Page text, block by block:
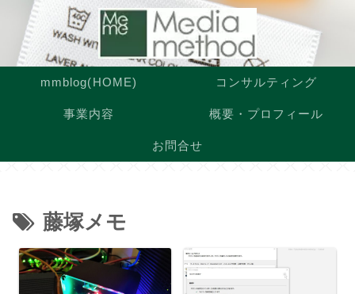
mmblog(HOME) コンサルティング
事業内容 概要・プロフィール
お問合せ
藤塚メモ